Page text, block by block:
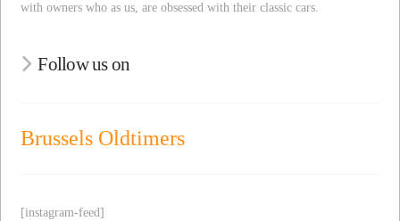
with owners who as us, are obsessed with their classic cars.
Follow us on
Brussels Oldtimers
[instagram-feed]